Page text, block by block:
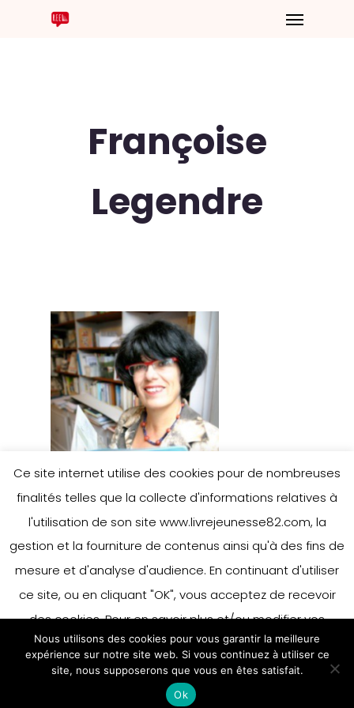
Françoise
Legendre
Ce site internet utilise des cookies pour de nombreuses
finalités telles que la collecte d'informations relatives à
l'utilisation de son site www.livrejeunesse82.com, la
gestion et la fourniture de contenus ainsi qu'à des fins de
mesure et d'analyse d'audience. En continuant d'utiliser
ce site, ou en cliquant "OK", vous acceptez de recevoir
des cookies. Pour en savoir plus et/ou modifier vos
préférences en matière de cookies, merci de vous référer
à notre politique sur les cookies.
Accepter
En savoir plus
Nous utilisons des cookies pour vous garantir la meilleure
expérience sur notre site web. Si vous continuez à utiliser ce
site, nous supposerons que vous en êtes satisfait.
Ok